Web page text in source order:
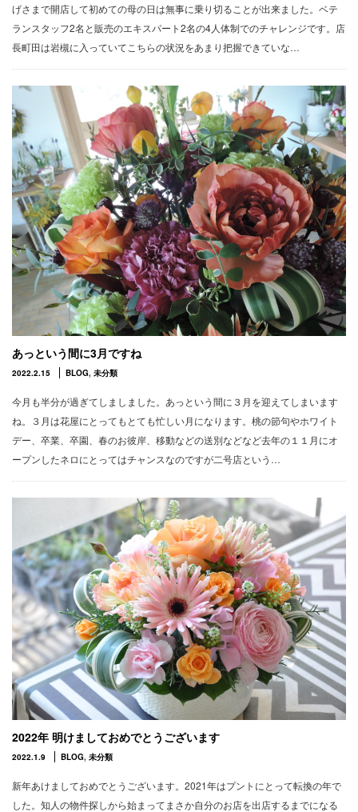
げさまで開店して初めての母の日は無事に乗り切ることが出来ました。ベテ
ランスタッフ2名と販売のエキスパート2名の4人体制でのチャレンジです。店
長町田は岩槻に入っていてこちらの状況をあまり把握できていな…
あっという間に3月ですね
2022.2.15 BLOG, 未分類
今月も半分が過ぎてしましました。あっという間に３月を迎えてしまいます
ね。３月は花屋にとってもとても忙しい月になります。桃の節句やホワイト
デー、卒業、卒園、春のお彼岸、移動などの送別などなど去年の１１月にオ
ープンしたネロにとってはチャンスなのですが二号店という…
2022年 明けましておめでとうございます
2022.1.9 BLOG, 未分類
新年あけましておめでとうございます。2021年はプントにとって転換の年で
した。知人の物件探しから始まってまさか自分のお店を出店するまでになる